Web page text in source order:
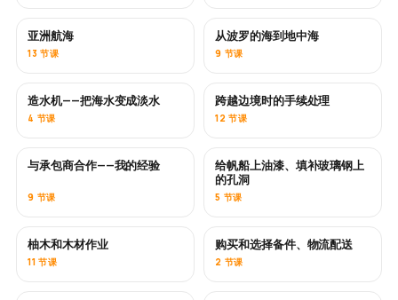
即将推出
亚洲航海
13 节课
即将推出
从波罗的海到地中海
9 节课
即将推出
造水机——把海水变成淡水
4 节课
跨越边境时的手续处理
12 节课
即将推出
与承包商合作——我的经验
9 节课
即将推出
给帆船上油漆、填补玻璃钢上
的孔洞
5 节课
柚木和木材作业
11 节课
即将推出
购买和选择备件、物流配送
2 节课